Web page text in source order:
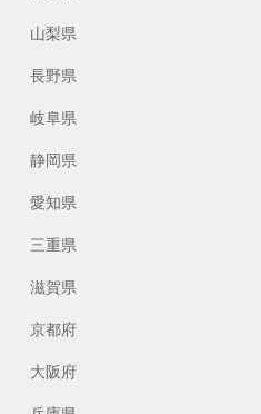
山梨県
長野県
岐阜県
静岡県
愛知県
三重県
滋賀県
京都府
大阪府